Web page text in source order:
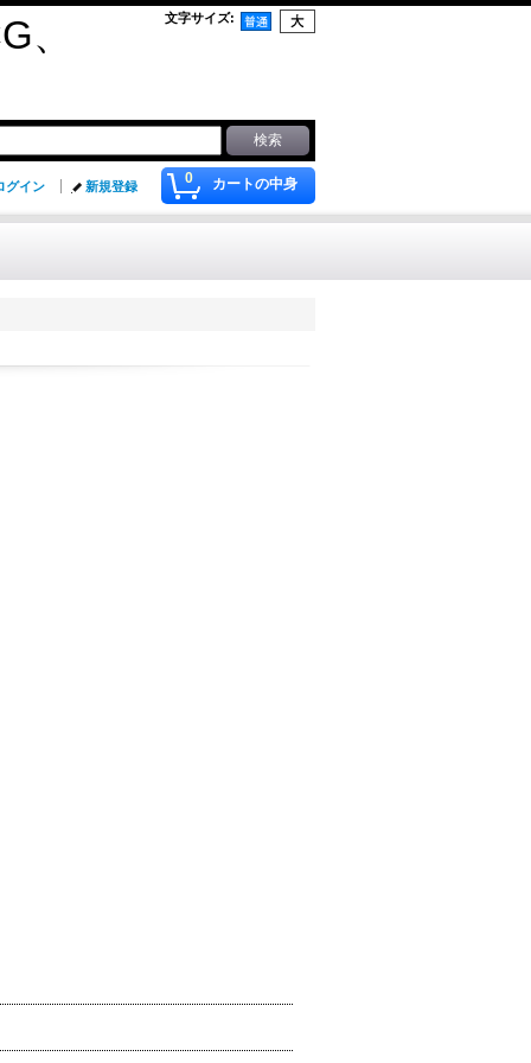
、 文字サイズ:
0 カートの中身
グイン 新規登録